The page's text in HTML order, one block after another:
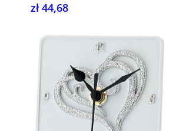
zł 44,68